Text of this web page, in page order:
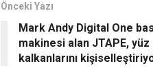
Önceki Yazı
Mark Andy Digital One
makinesi alan JTAPE, yüz
kalkanlarını